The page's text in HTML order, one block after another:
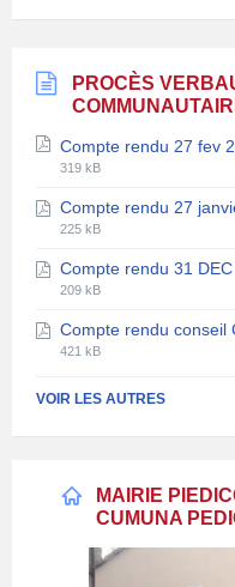
PROCÈS
Compte rendu 27 fev
Extension
fichier:
pdf
Taille
fichier:
319 kB
Compte rendu 27
Extension
fichier:
pdf
Taille
fichier:
225 kB
Compte rendu 31
Extension
fichier:
pdf
Taille
fichier:
209 kB
Compte rendu conseil
Extension
fichier:
Taille
fichier:
421 kB
VOIR LES AUTRES
MAIRIE
CUMUNA